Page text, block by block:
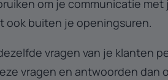
om je communicatie met
ook buiten je openingsuren.
vragen van je klanten
vragen en antwoorden dan